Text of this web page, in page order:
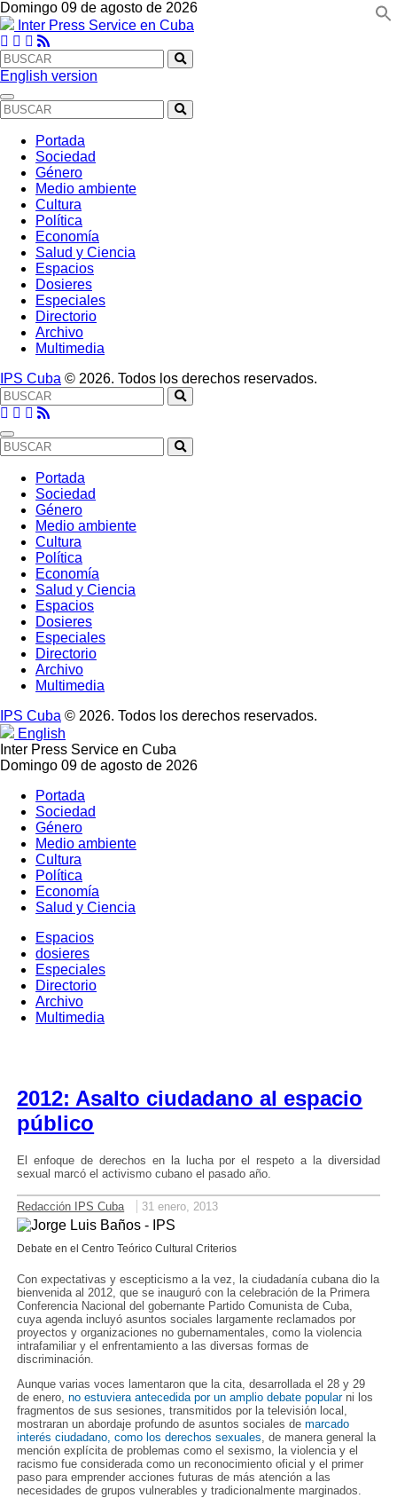
Domingo 09 de agosto de 2026
Inter Press Service en Cuba
English version
Portada
Sociedad
Género
Medio ambiente
Cultura
Política
Economía
Salud y Ciencia
Espacios
Dosieres
Especiales
Directorio
Archivo
Multimedia
IPS Cuba © 2026. Todos los derechos reservados.
Portada
Sociedad
Género
Medio ambiente
Cultura
Política
Economía
Salud y Ciencia
Espacios
Dosieres
Especiales
Directorio
Archivo
Multimedia
IPS Cuba © 2026. Todos los derechos reservados.
English
Inter Press Service en Cuba
Domingo 09 de agosto de 2026
Portada
Sociedad
Género
Medio ambiente
Cultura
Política
Economía
Salud y Ciencia
Espacios
dosieres
Especiales
Directorio
Archivo
Multimedia
2012: Asalto ciudadano al espacio
público
El enfoque de derechos en la lucha por el respeto a la diversidad
sexual marcó el activismo cubano el pasado año.
Redacción IPS Cuba 31 enero, 2013
Debate en el Centro Teórico Cultural Criterios
Con expectativas y escepticismo a la vez, la ciudadanía cubana dio la
bienvenida al 2012, que se inauguró con la celebración de la Primera
Conferencia Nacional del gobernante Partido Comunista de Cuba,
cuya agenda incluyó asuntos sociales largamente reclamados por
proyectos y organizaciones no gubernamentales, como la violencia
intrafamiliar y el enfrentamiento a las diversas formas de
discriminación.
Aunque varias voces lamentaron que la cita, desarrollada el 28 y 29
de enero,no estuviera antecedida por un amplio debate popularni los
fragmentos de sus sesiones, transmitidos por la televisión local,
mostraran un abordaje profundo de asuntos sociales demarcado
interés ciudadano, como los derechos sexuales , de manera general la
mención explícita de problemas como el sexismo, la violencia y el
racismo fue considerada como un reconocimiento oficial y el primer
paso para emprender acciones futuras de más atención a las
necesidades de grupos vulnerables y tradicionalmente marginados.